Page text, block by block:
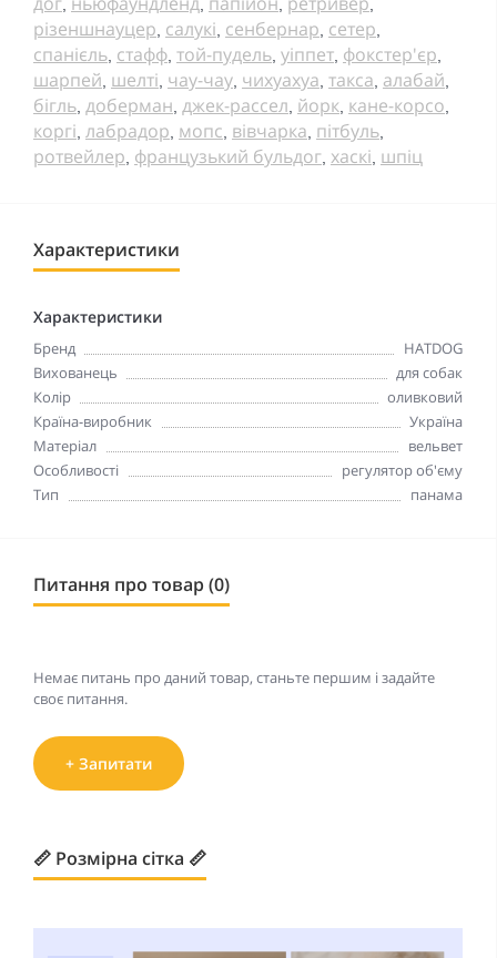
різеншнауцер салукі сенбернар сетер
спанієль стафф той-пудель уіппет фокстер'єр
шарпей шелті чау-чау чихуахуа такса алабай
бігль доберман джек-рассел йорк кане-корсо
коргі лабрадор мопс вівчарка пітбуль
ротвейлер французький бульдог хаскі шпіц
Характеристики
Характеристики
Бренд
HATDOG
Вихованець
для собак
Колір
оливковий
Країна-виробник
Україна
Матеріал
вельвет
Особливості
регулятор об'єму
Тип
панама
Питання про товар (0)
Немає питань про даний товар, станьте першим і задайте
своє питання.
+ Запитати
📏 Розмірна сітка 📏